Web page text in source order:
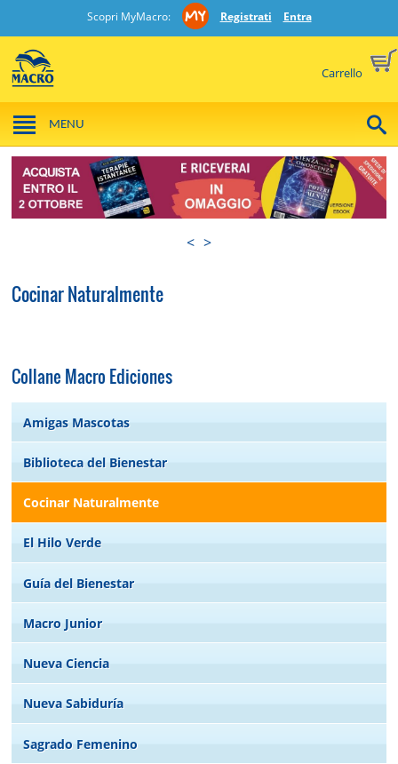
Scopri MyMacro: Registrati Entra
Carrello
MENU
< >
Cocinar Naturalmente
Collane Macro Ediciones
Amigas Mascotas
Biblioteca del Bienestar
Cocinar Naturalmente
El Hilo Verde
Guía del Bienestar
Macro Junior
Nueva Ciencia
Nueva Sabiduría
Sagrado Femenino